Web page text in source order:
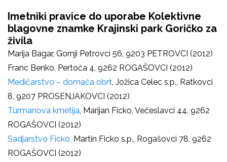
Imetniki pravice do uporabe Kolektivne
blagovne znamke Krajinski park Goričko za
živila
Marija Bagar, Gornji Petrovci 56, 9203 PETROVCI (2012)
Franc Benko, Pertoča 4, 9262 ROGAŠOVCI (2012)
Medičarstvo – domača obrt, Jožica Celec s.p., Ratkovci
8, 9207 PROSENJAKOVCI (2012)
Turmanova kmetija, Marijan Ficko, Večeslavci 44, 9262
ROGAŠOVCI (2012)
Sadjarstvo Ficko, Martin Ficko s.p., Rogašovci 78, 9262
ROGAŠOVCI (2012)